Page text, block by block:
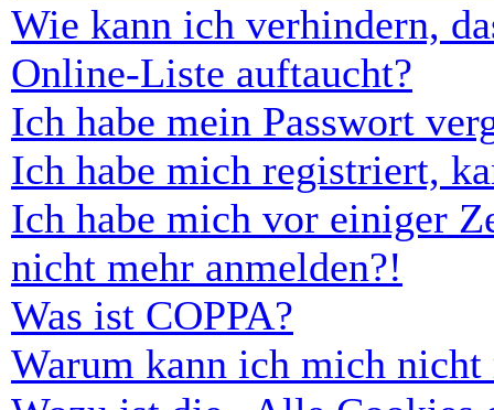
Wie kann ich verhindern,
Online-Liste auftaucht?
Ich habe mein Passwort
Ich habe mich registriert,
Ich habe mich vor einiger
nicht mehr anmelden?!
Was ist COPPA?
Warum kann ich mich nicht